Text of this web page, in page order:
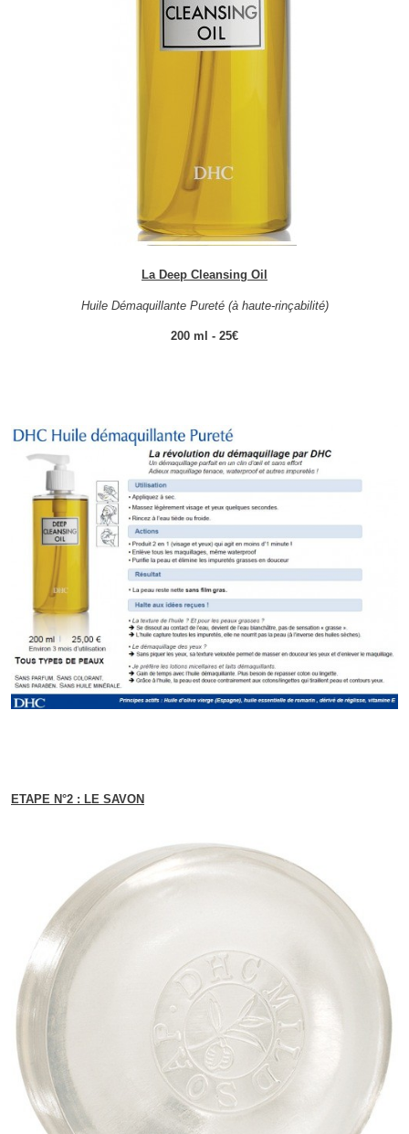
La Deep Cleansing Oil
Huile Démaquillante Pureté (à haute-rinçabilité)
200 ml - 25€
ETAPE N°2 : LE SAVON